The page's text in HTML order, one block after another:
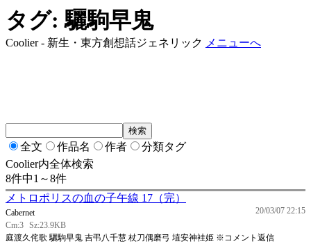
タグ: 驪駒早鬼
Coolier - 新生・東方創想話ジェネリック メニューへ
全文 作品名 作者
分類タグ
Coolier内全体検索
8件中1～8件
メトロポリスの血の子午線 17（完）
20/03/07 22:15
Cabernet
Cm:3 Sz:23.9KB
庭渡久侘歌 驪駒早鬼 吉弔八千慧 杖刀偶磨弓 埴安神袿姫 ※コメント返信